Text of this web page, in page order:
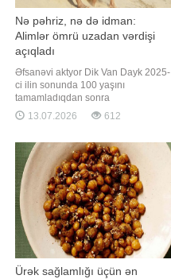
Nə pəhriz, nə də idman:
Alimlər ömrü uzadan vərdişi
açıqladı
Əfsanəvi aktyor Dik Van Dayk 2025-
ci ilin sonunda 100 yaşını
tamamladıqdan sonra
uzunömürlülüyünün əsas
sirlərindən birini bölüşüb. Maraqlıdır
araşdırmalarla da təsdiqlənib.
Qaynarinfo-nun "ScienceAlert" nəşri
istinadən məlumatına görə, aktyor
bildirib ki
13.07.2026 612
Ürək sağlamlığı üçün ən